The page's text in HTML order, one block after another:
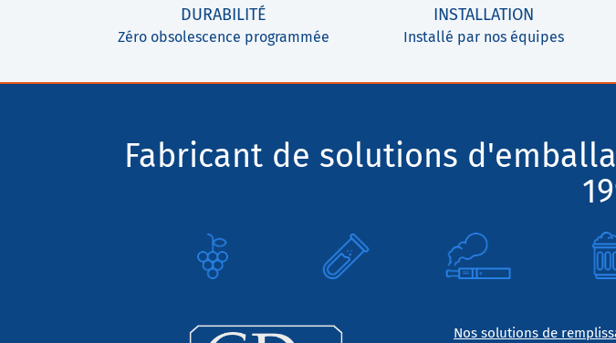
DURABILITÉ
Zéro obsolescence programmée
INSTALLATION
Installé par nos équipes
Fabricant de solutions
Nos solutions de